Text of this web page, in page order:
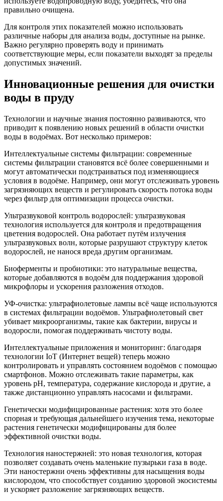
правильно очищена.
Для контроля этих показателей можно использовать
различные наборы для анализа воды, доступные на рынке.
Важно регулярно проверять воду и принимать
соответствующие меры, если показатели выходят за пределы
допустимых значений.
Инновационные решения для очистки
воды в пруду
Технологии и научные знания постоянно развиваются, что
приводит к появлению новых решений в области очистки
воды в водоёмах. Вот несколько примеров:
Интеллектуальные системы фильтрации: современные
системы фильтрации становятся всё более совершенными и
могут автоматически подстраиваться под изменяющиеся
условия в водоёме. Например, они могут отслеживать уровень
загрязняющих веществ и регулировать скорость потока воды
через фильтр для оптимизации процесса очистки.
Ультразвуковой контроль водорослей: ультразвуковая
технология используется для контроля и предотвращения
цветения водорослей. Она работает путём излучения
ультразвуковых волн, которые разрушают структуру клеток
водорослей, не нанося вреда другим организмам.
Биоферменты и пробиотики: это натуральные вещества,
которые добавляются в водоём для поддержания здоровой
микрофлоры и ускорения разложения отходов.
УФ-очистка: ультрафиолетовые лампы всё чаще используются
в системах фильтрации водоёмов. Ультрафиолетовый свет
убивает микроорганизмы, такие как бактерии, вирусы и
водоросли, помогая поддерживать чистоту воды.
Интеллектуальные приложения и мониторинг: благодаря
технологии IoT (Интернет вещей) теперь можно
контролировать и управлять состоянием водоёмов с помощью
смартфонов. Можно отслеживать такие параметры, как
уровень pH, температура, содержание кислорода и другие, а
также дистанционно управлять насосами и фильтрами.
Генетически модифицированные растения: хотя это более
спорная и требующая дальнейшего изучения тема, некоторые
растения генетически модифицированы для более
эффективной очистки воды.
Технология наностержней: это новая технология, которая
позволяет создавать очень маленькие пузырьки газа в воде.
Эти наностержни очень эффективны для насыщения воды
кислородом, что способствует созданию здоровой экосистемы
и ускоряет разложение загрязняющих веществ.